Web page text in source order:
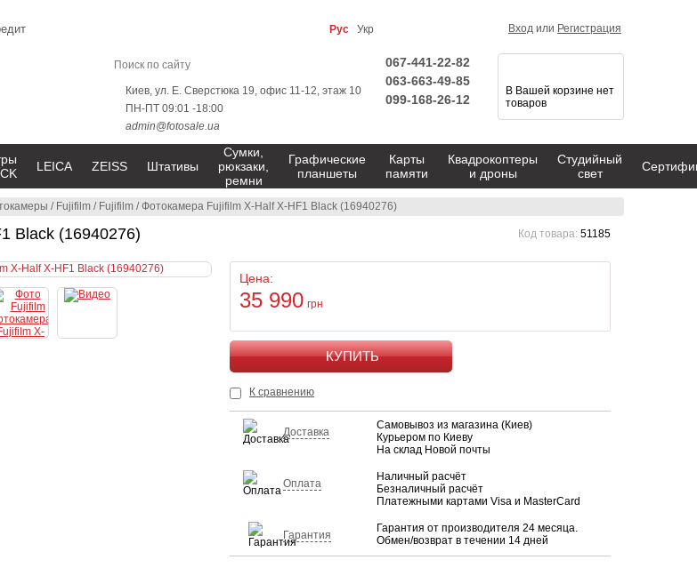
/ Fujifilm / Fujifilm /Фотокамера Fujifilm X-Half X-HF1 Black (16940276)
Black (16940276) Код товара: 51185
Цена:
35 990 грн
КУПИТЬ
К сравнению
Доставка
Самовывоз из магазина (Киев)
Курьером по Киеву
На склад Новой почты
Оплата
Наличный расчёт
Безналичный расчёт
Платежными картами Visa и MasterCard
Гарантия
Гарантия от производителя 24 месяца.
Обмен/возврат в течении 14 дней
Рус Укр Вход или Регистрация
Киев, ул. Е. Сверстюка 19, офис 11-12, этаж 10
ПН-ПТ 09:01 -18:00
admin@fotosale.ua
067-441-22-82
063-663-49-85
099-168-26-12
В Вашей корзине нет
товаров
LEICA ZEISS Штативы
Сумки,
рюкзаки,
ремни
Графические
планшеты
Карты
памяти
Квадрокоптеры
и дроны
Студийный
свет